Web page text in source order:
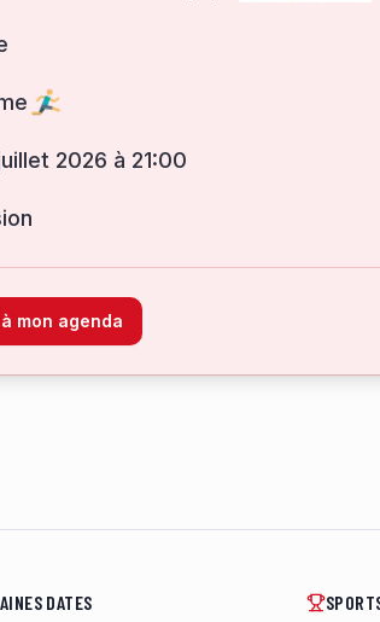
2026 à 21:00
mon agenda
DATES